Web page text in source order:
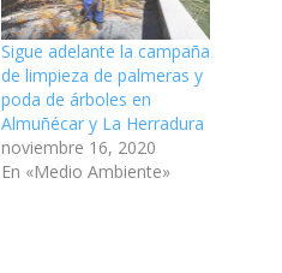
Sigue adelante la campaña
de limpieza de palmeras y
poda de árboles en
Almuñécar y La Herradura
noviembre 16, 2020
En «Medio Ambiente»